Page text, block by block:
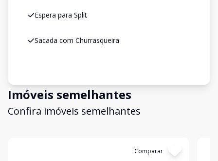
Espera para Split
Sacada com Churrasqueira
Imóveis semelhantes
Confira imóveis semelhantes
Comparar